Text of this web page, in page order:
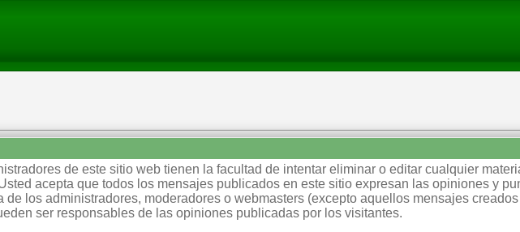
de este sitio web tienen la facultad de intentar eliminar o editar cualquier
acepta que todos los mensajes publicados en este sitio expresan las opiniones y
de los administradores, moderadores o webmasters (excepto aquellos mensajes
ser responsables de las opiniones publicadas por los visitantes.